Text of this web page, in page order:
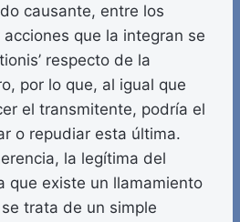
causante, entre los
que la integran se
respecto de la
por lo que, al igual que
el transmitente, podría el
o repudiar esta última.
la legítima del
que existe un llamamiento
se trata de un simple